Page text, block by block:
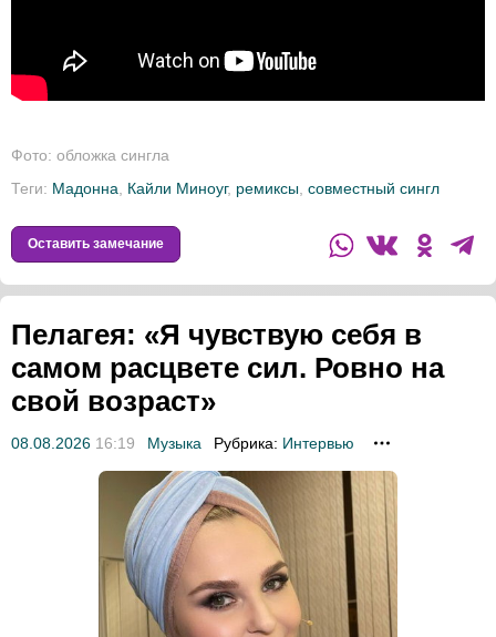
Фото: обложка сингла
Теги: Мадонна Кайли Миноуг, ремиксы совместный сингл
Оставить замечание
Пелагея: «Я чувствую себя в
самом расцвете сил. Ровно на
свой возраст»
08.08.2026 16:19 Музыка Рубрика: Интервью